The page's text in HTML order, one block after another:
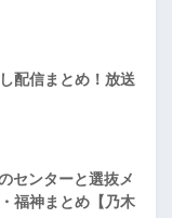
配信まとめ！放送
センターと選抜メ
福神まとめ【乃木